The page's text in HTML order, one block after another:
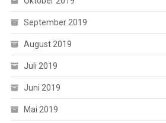
September 2019
August 2019
Juli 2019
Juni 2019
Mai 2019